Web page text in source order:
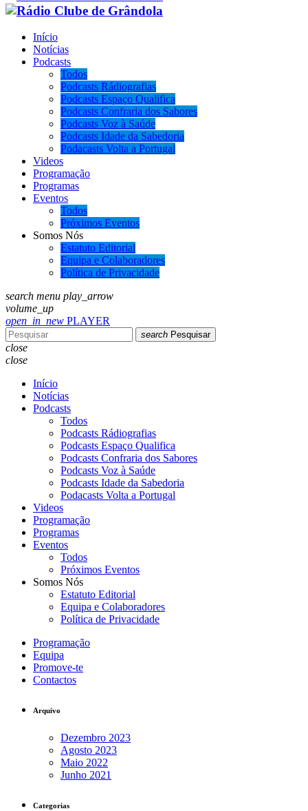
Início
Notícias
Podcasts
Todos
Podcasts Rádiografias
Podcasts Espaço Qualifica
Podcasts Confraria dos Sabores
Podcasts Voz à Saúde
Podcasts Idade da Sabedoria
Podacasts Volta a Portugal
Videos
Programação
Programas
Eventos
Todos
Próximos Eventos
Somos Nós
Estatuto Editorial
Equipa e Colaboradores
Política de Privacidade
search menu play_arrow
volume_up
open_in_new PLAYER
search Pesquisar
close
close
Início
Notícias
Podcasts
Todos
Podcasts Rádiografias
Podcasts Espaço Qualifica
Podcasts Confraria dos Sabores
Podcasts Voz à Saúde
Podcasts Idade da Sabedoria
Podacasts Volta a Portugal
Videos
Programação
Programas
Eventos
Todos
Próximos Eventos
Somos Nós
Estatuto Editorial
Equipa e Colaboradores
Política de Privacidade
Programação
Equipa
Promove-te
Contactos
Arquivo
Dezembro 2023
Agosto 2023
Maio 2022
Junho 2021
Categorias